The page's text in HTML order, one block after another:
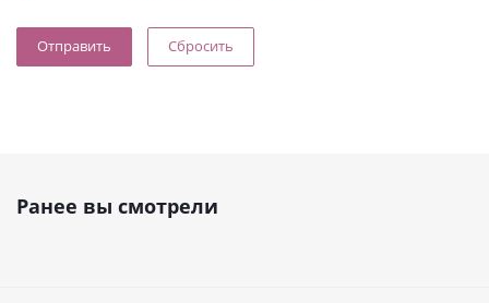
Сбросить
Ранее вы смотрели